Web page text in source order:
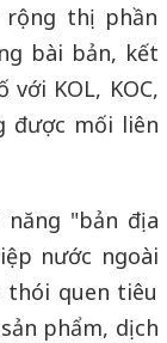
thị phần
bài bản, kết
KOL, KOC,
được mối liên
"bản địa
nước ngoài
thói quen tiêu
phẩm, dịch